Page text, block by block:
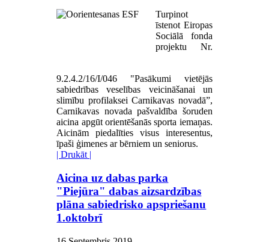
Turpinot
īstenot Eiropas
Sociālā fonda
projektu Nr.
9.2.4.2/16/I/046 "Pasākumi vietējās
sabiedrības veselības veicināšanai un
slimību profilaksei Carnikavas novadā”,
Carnikavas novada pašvaldība šoruden
aicina apgūt orientēšanās sporta iemaņas.
Aicinām piedalīties visus interesentus,
īpaši ģimenes ar bērniem un seniorus.
| Drukāt |
Aicina uz dabas parka
"Piejūra" dabas aizsardzības
plāna sabiedrisko apspriešanu
1.oktobrī